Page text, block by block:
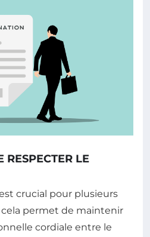
RESPECTER LE
crucial pour plusieurs
cela permet de maintenir
cordiale entre le